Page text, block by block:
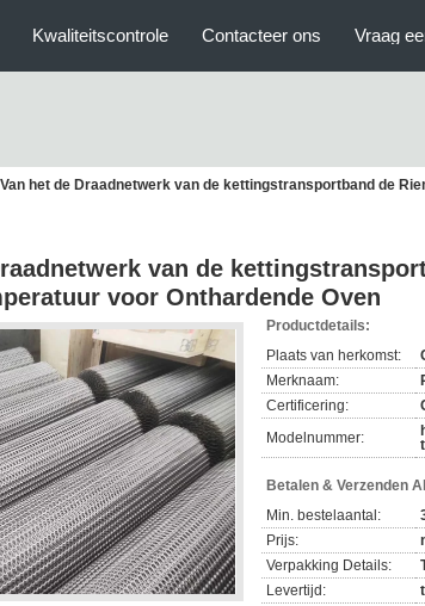
Kwaliteitscontrole Contacteer ons Vraag
Van het de Draadnetwerk van de kettingstransportband de
van de
voor Onthardende Oven
Productdetails:
Plaats van herkomst:
Merknaam:
Certificering:
Modelnummer:
Betalen & Verzenden
Min. bestelaantal:
Prijs:
Verpakking Details:
Levertijd: